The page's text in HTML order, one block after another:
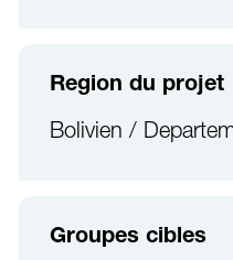
Region du projet
Bolivien /
Groupes cibles